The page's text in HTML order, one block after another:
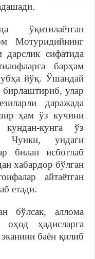
ўқитилаётган
Мотуридийнинг
дарслик сифатида
барҳам
йўқ. Ўшандай
улар
даражада
ҳам ўз кучини
кунга ўз
Чунки, ундаги
билан исботлаб
хабардор бўлган
айтаётган
етади.
бўлсак, аллома
оҳод ҳадисларга
баён қилиб